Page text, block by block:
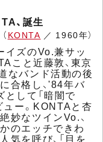
、誕生
（ KONTA ／ 1960年）
イズのVo.兼サッ
こと近藤敦、東京
なバンド活動の後
合格し、'84年バ
として「暗闇で
ー。KONTAと杏
妙なツインVo.、
のエッチできわ
気を呼び、「目を